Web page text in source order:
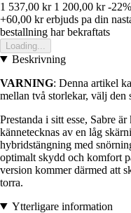
1 537,00 kr 1 200,00 kr -22%
+60,00 krerbjuds pa din
bestallning har bekraftats
Loading...
Beskrivning
VARNING: Denna artikel
mellan två storlekar, välj den
Prestanda i sitt esse, Sabre
kännetecknas av en låg
hybridstängning med
optimalt skydd och komfort
version kommer därmed att
torra.
Ytterligare information